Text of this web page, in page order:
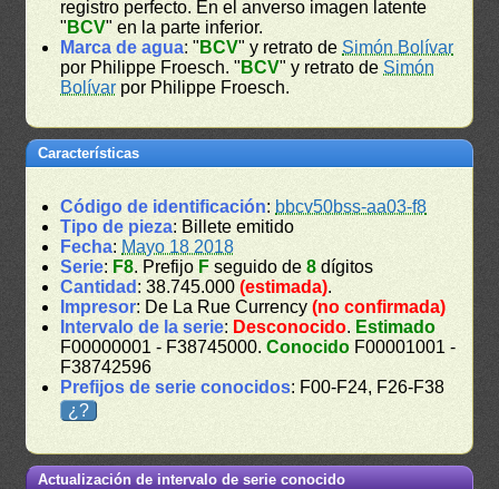
registro perfecto. En el anverso imagen latente
" BCV" en la parte inferior.
Marca de agua: " BCV" y retrato de Simón Bolívar
por Philippe Froesch. " BCV" y retrato de Simón
Bolívar por Philippe Froesch.
Características
Código de identificación: bbcv50bss-aa03-f8
Tipo de pieza: Billete emitido
Fecha: Mayo 18 2018
Serie: F8. Prefijo F seguido de8 dígitos
Cantidad : 38.745.000(estimada).
Impresor: De La Rue Currency(no confirmada)
Intervalo de la serie: Desconocido. Estimado
F00000001 - F38745000.Conocido F00001001 -
F38742596
Prefijos de serie conocidos: F00-F24, F26-F38
¿?
Actualización de intervalo de serie conocido